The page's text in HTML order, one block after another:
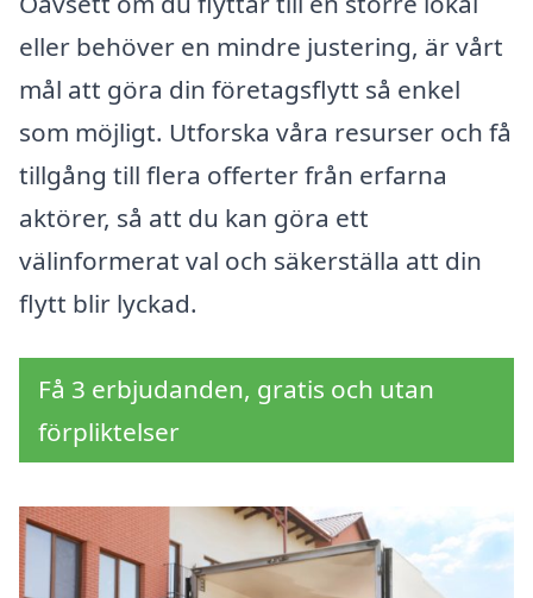
eller behöver en mindre justering, är vårt
mål att göra din företagsflytt så enkel
som möjligt. Utforska våra resurser och få
tillgång till flera offerter från erfarna
aktörer, så att du kan göra ett
välinformerat val och säkerställa att din
flytt blir lyckad.
Få 3 erbjudanden, gratis och utan
förpliktelser